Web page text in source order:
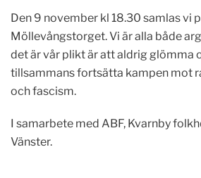
Den 9 november kl 18.30 samlas vi
Möllevångstorget. Vi är alla både
det är vår plikt är att aldrig glömma
tillsammans fortsätta kampen mot
och fascism.
I samarbete med ABF, Kvarnby
Vänster.